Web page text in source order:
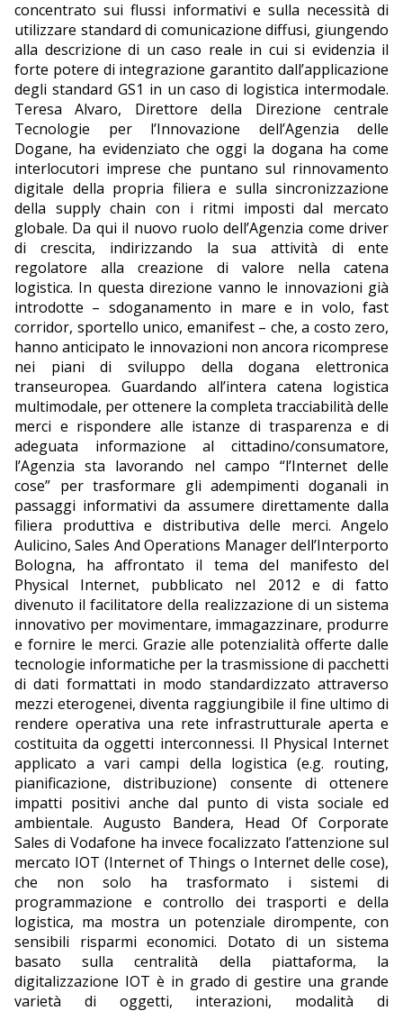
concentrato sui flussi informativi e sulla necessità di
utilizzare standard di comunicazione diffusi, giungendo
alla descrizione di un caso reale in cui si evidenzia il
forte potere di integrazione garantito dall’applicazione
degli standard GS1 in un caso di logistica intermodale.
Teresa Alvaro, Direttore della Direzione centrale
Tecnologie per l’Innovazione dell’Agenzia delle
Dogane, ha evidenziato che oggi la dogana ha come
interlocutori imprese che puntano sul rinnovamento
digitale della propria filiera e sulla sincronizzazione
della supply chain con i ritmi imposti dal mercato
globale. Da qui il nuovo ruolo dell’Agenzia come driver
di crescita, indirizzando la sua attività di ente
regolatore alla creazione di valore nella catena
logistica. In questa direzione vanno le innovazioni già
introdotte – sdoganamento in mare e in volo, fast
corridor, sportello unico, emanifest – che, a costo zero,
hanno anticipato le innovazioni non ancora ricomprese
nei piani di sviluppo della dogana elettronica
transeuropea. Guardando all’intera catena logistica
multimodale, per ottenere la completa tracciabilità delle
merci e rispondere alle istanze di trasparenza e di
adeguata informazione al cittadino/consumatore,
l’Agenzia sta lavorando nel campo “l’Internet delle
cose” per trasformare gli adempimenti doganali in
passaggi informativi da assumere direttamente dalla
filiera produttiva e distributiva delle merci. Angelo
Aulicino, Sales And Operations Manager dell’Interporto
Bologna, ha affrontato il tema del manifesto del
Physical Internet, pubblicato nel 2012 e di fatto
divenuto il facilitatore della realizzazione di un sistema
innovativo per movimentare, immagazzinare, produrre
e fornire le merci. Grazie alle potenzialità offerte dalle
tecnologie informatiche per la trasmissione di pacchetti
di dati formattati in modo standardizzato attraverso
mezzi eterogenei, diventa raggiungibile il fine ultimo di
rendere operativa una rete infrastrutturale aperta e
costituita da oggetti interconnessi. Il Physical Internet
applicato a vari campi della logistica (e.g. routing,
pianificazione, distribuzione) consente di ottenere
impatti positivi anche dal punto di vista sociale ed
ambientale. Augusto Bandera, Head Of Corporate
Sales di Vodafone ha invece focalizzato l’attenzione sul
mercato IOT (Internet of Things o Internet delle cose),
che non solo ha trasformato i sistemi di
programmazione e controllo dei trasporti e della
logistica, ma mostra un potenziale dirompente, con
sensibili risparmi economici. Dotato di un sistema
basato sulla centralità della piattaforma, la
digitalizzazione IOT è in grado di gestire una grande
varietà di oggetti, interazioni, modalità di